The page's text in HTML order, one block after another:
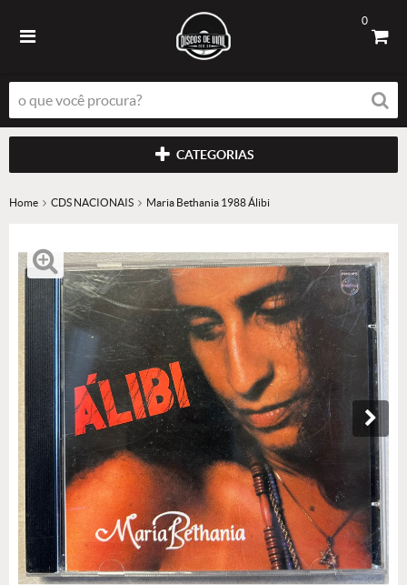
0
CATEGORIAS
Home CDS NACIONAIS Maria Bethania 1988 Álibi